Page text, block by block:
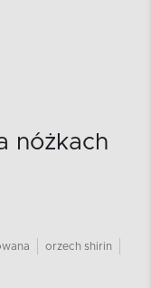
nóżkach
orzech shirin